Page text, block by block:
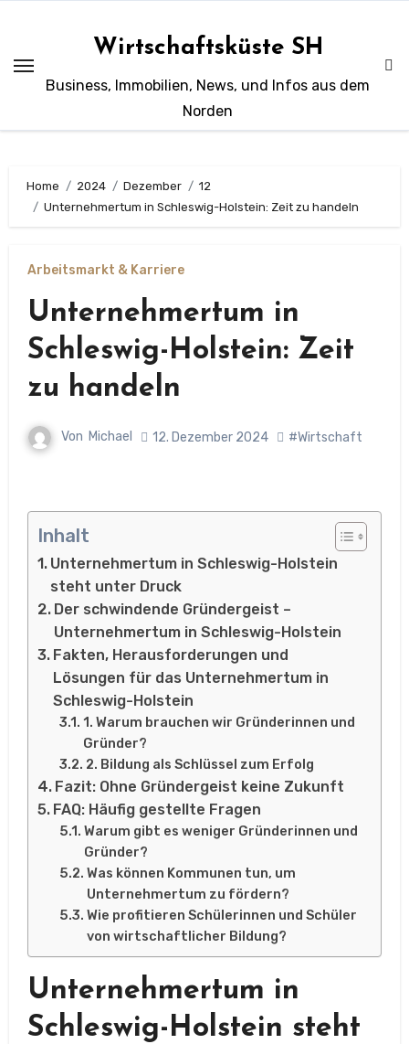
springen
Wirtschaftsküste SH
Business, Immobilien, News, und Infos aus dem
Norden
Home 2024 Dezember
12
Unternehmertum in Schleswig-Holstein: Zeit zu handeln
Arbeitsmarkt & Karriere
Unternehmertum in
Schleswig-Holstein: Zeit
zu handeln
Von Michael 12. Dezember 2024 #Wirtschaft
Inhalt
Unternehmertum in Schleswig-Holstein
steht unter Druck
Der schwindende Gründergeist –
Unternehmertum in Schleswig-Holstein
Fakten, Herausforderungen und
Lösungen für das Unternehmertum in
Schleswig-Holstein
1. Warum brauchen wir Gründerinnen und
Gründer?
2. Bildung als Schlüssel zum Erfolg
Fazit: Ohne Gründergeist keine Zukunft
FAQ: Häufig gestellte Fragen
Warum gibt es weniger Gründerinnen und
Gründer?
Was können Kommunen tun, um
Unternehmertum zu fördern?
Wie profitieren Schülerinnen und Schüler
von wirtschaftlicher Bildung?
Unternehmertum in
Schleswig-Holstein steht